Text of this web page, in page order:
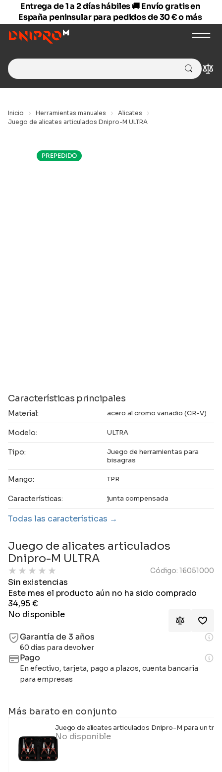
Entrega de 1 a 2 días hábiles 🚚 Envío gratis en
España peninsular para pedidos de 30 € o más
Search
for:
Inicio Herramientas manuales
Alicates
Juego de alicates articulados Dnipro-M ULTRA
PREPEDIDO
Características principales
Material: acero al cromo vanadio (CR-V)
Modelo: ULTRA
Tipo:
Juego de herramientas para
bisagras
Mango: TPR
Características: junta compensada
Todas las características
Juego de alicates articulados
Dnipro-M ULTRA
★ ★ ★ ★ ★ Código: 16051000
Sin existencias
Este mes el producto aún no ha sido comprado
34,95€
No disponible
Garantía de 3 años
60 días para devolver
Pago
En efectivo, tarjeta, pago a plazos, cuenta bancaria
para empresas
Más barato en conjunto
Juego de alicates articulados Dnipro-M para un
No disponible